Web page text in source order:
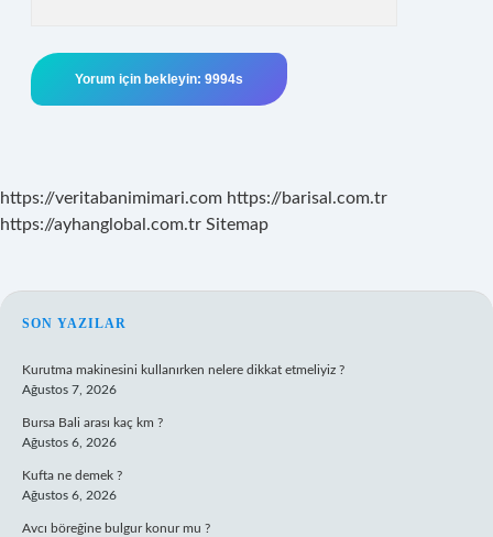
https://veritabanimimari.com https://barisal.com.tr
https://ayhanglobal.com.tr Sitemap
SIDEBAR
SON YAZILAR
Kurutma makinesini kullanırken nelere dikkat etmeliyiz ?
Ağustos 7, 2026
Bursa Bali arası kaç km ?
Ağustos 6, 2026
Kufta ne demek ?
Ağustos 6, 2026
Avcı böreğine bulgur konur mu ?